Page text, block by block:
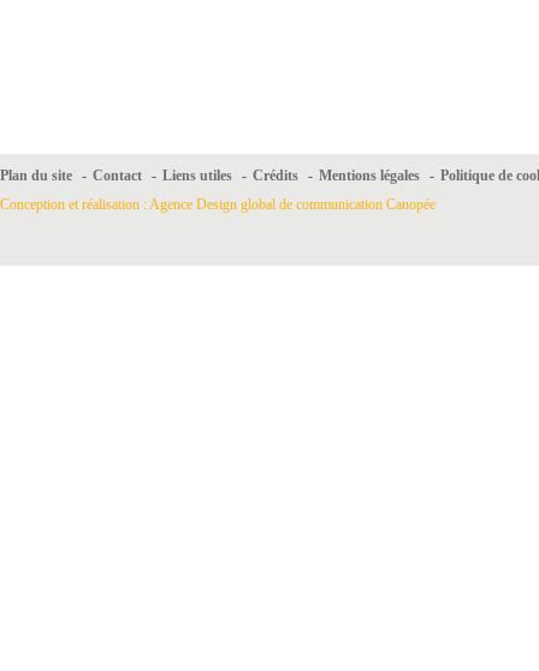
Plan du site - Contact - Liens utiles - Crédits - Mentions légales - Politique de
Conception et réalisation : Agence Design global de communication Canopée